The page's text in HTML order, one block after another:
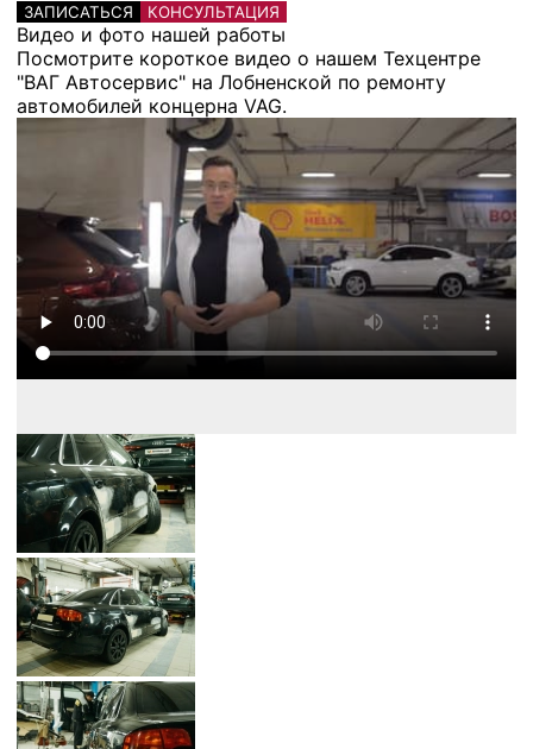
ЗАПИСАТЬСЯ КОНСУЛЬТАЦИЯ
Видео и фото нашей работы
Посмотрите короткое видео о нашем Техцентре
"ВАГ Автосервис" на Лобненской по ремонту
автомобилей концерна VAG.